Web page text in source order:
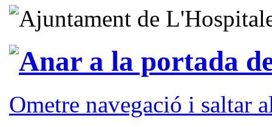
Ometre navegació i saltar